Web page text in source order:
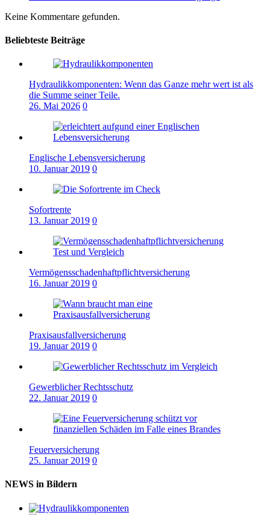
Keine Kommentare gefunden.
Beliebteste Beiträge
Hydraulikkomponenten: Wenn das Ganze mehr wert ist als
die Summe seiner Teile.
26. Mai 2026 0
Englische Lebensversicherung
10. Januar 2019 0
Sofortrente
13. Januar 2019 0
Vermögensschadenhaftpflichtversicherung
16. Januar 2019 0
Praxisausfallversicherung
19. Januar 2019 0
Gewerblicher Rechtsschutz
22. Januar 2019 0
Feuerversicherung
25. Januar 2019 0
NEWS in Bildern